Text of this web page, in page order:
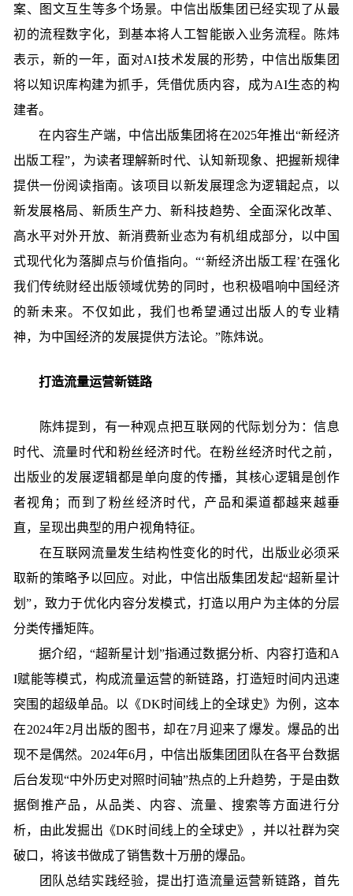
案、图文互生等多个场景。中信出版集团已经实现了从最
初的流程数字化，到基本将人工智能嵌入业务流程。陈炜
表示，新的一年，面对AI技术发展的形势，中信出版集团
将以知识库构建为抓手，凭借优质内容，成为AI生态的构
建者。
在内容生产端，中信出版集团将在2025年推出“新经济
出版工程”，为读者理解新时代、认知新现象、把握新规律
提供一份阅读指南。该项目以新发展理念为逻辑起点，以
新发展格局、新质生产力、新科技趋势、全面深化改革、
高水平对外开放、新消费新业态为有机组成部分，以中国
式现代化为落脚点与价值指向。“‘新经济出版工程’在强化
我们传统财经出版领域优势的同时，也积极唱响中国经济
的新未来。不仅如此，我们也希望通过出版人的专业精
神，为中国经济的发展提供方法论。”陈炜说。
打造流量运营新链路
陈炜提到，有一种观点把互联网的代际划分为：信息
时代、流量时代和粉丝经济时代。在粉丝经济时代之前，
出版业的发展逻辑都是单向度的传播，其核心逻辑是创作
者视角；而到了粉丝经济时代，产品和渠道都越来越垂
直，呈现出典型的用户视角特征。
在互联网流量发生结构性变化的时代，出版业必须采
取新的策略予以回应。对此，中信出版集团发起“超新星计
划”，致力于优化内容分发模式，打造以用户为主体的分层
分类传播矩阵。
据介绍，“超新星计划”指通过数据分析、内容打造和A
I赋能等模式，构成流量运营的新链路，打造短时间内迅速
突围的超级单品。以《DK时间线上的全球史》为例，这本
在2024年2月出版的图书，却在7月迎来了爆发。爆品的出
现不是偶然。2024年6月，中信出版集团团队在各平台数据
后台发现“中外历史对照时间轴”热点的上升趋势，于是由数
据倒推产品，从品类、内容、流量、搜索等方面进行分
析，由此发掘出《DK时间线上的全球史》，并以社群为突
破口，将该书做成了销售数十万册的爆品。
团队总结实践经验，提出打造流量运营新链路，首先